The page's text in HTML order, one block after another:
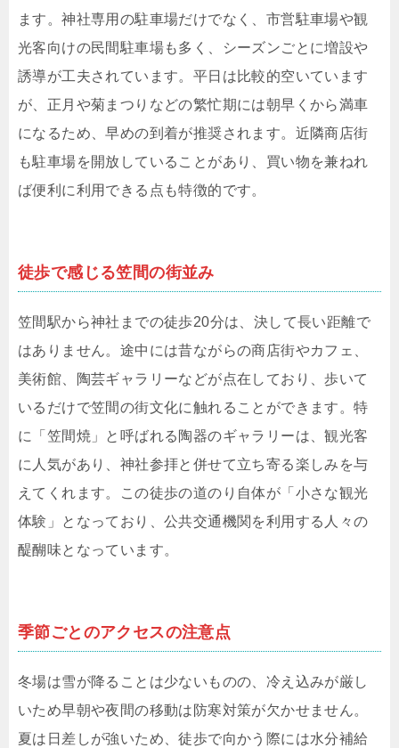
ます。神社専用の駐車場だけでなく、市営駐車場や観
光客向けの民間駐車場も多く、シーズンごとに増設や
誘導が工夫されています。平日は比較的空いています
が、正月や菊まつりなどの繁忙期には朝早くから満車
になるため、早めの到着が推奨されます。近隣商店街
も駐車場を開放していることがあり、買い物を兼ねれ
ば便利に利用できる点も特徴的です。
徒歩で感じる笠間の街並み
笠間駅から神社までの徒歩20分は、決して長い距離で
はありません。途中には昔ながらの商店街やカフェ、
美術館、陶芸ギャラリーなどが点在しており、歩いて
いるだけで笠間の街文化に触れることができます。特
に「笠間焼」と呼ばれる陶器のギャラリーは、観光客
に人気があり、神社参拝と併せて立ち寄る楽しみを与
えてくれます。この徒歩の道のり自体が「小さな観光
体験」となっており、公共交通機関を利用する人々の
醍醐味となっています。
季節ごとのアクセスの注意点
冬場は雪が降ることは少ないものの、冷え込みが厳し
いため早朝や夜間の移動は防寒対策が欠かせません。
夏は日差しが強いため、徒歩で向かう際には水分補給